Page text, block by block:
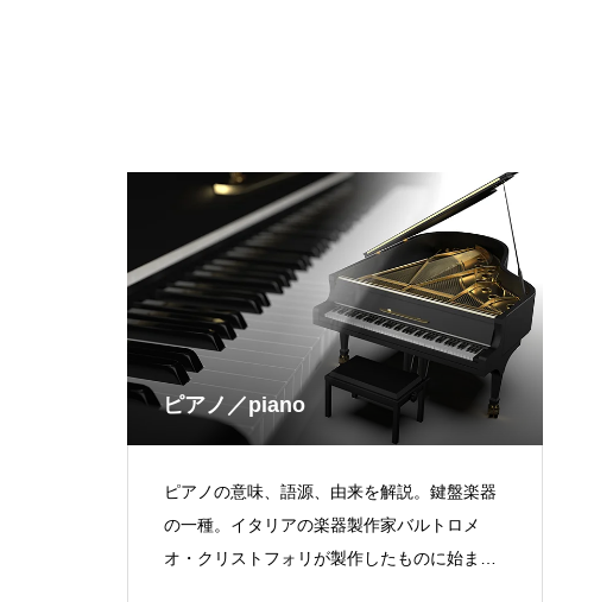
ピアノ／piano
ピアノの意味、語源、由来を解説。鍵盤楽器
の一種。イタリアの楽器製作家バルトロメ
オ・クリストフォリが製作したものに始ま